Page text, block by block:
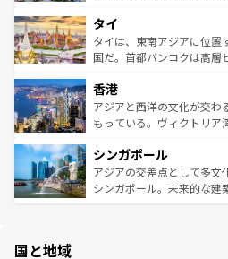
リティに包まれながら、韓
わってみて
覧を参照してほしい。
急速な発展と共に伝統が息
ーチミン市のフランス統治
醸し出している。また、バ
とつ。フォーやバインミー
ひ現地で味わいたい。どの
が旅行者を迎えてくれるの
参照してほしい。
タイ
タイは、東南アジアに位置
国だ。首都バンコクは高層
の活気が交差している。北
帯で自然と触れ合い、南部
いビーチでリゾート気分を
激する。気候は一年中温暖
が待っている。親しみやす
た文化、そして多様な観光
香港
アジアと西洋の文化が交わ
もっている。ヴィクトリア
み、どこを訪れても感動す
ており、効率よく見どころ
うな絶景から文化的な体験
シンガポール
アジアの交差点として多文
シンガポール。未来的な建
国と地域